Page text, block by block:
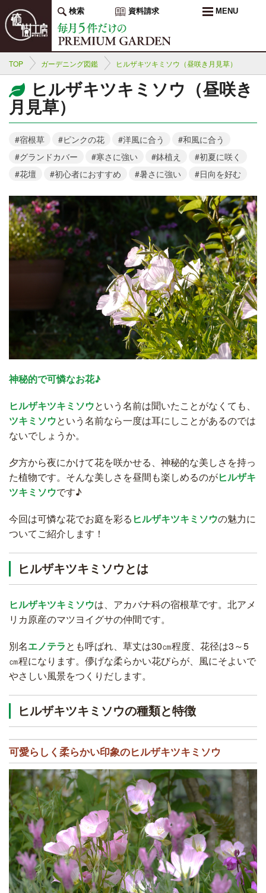
検索 資料請求 MENU
TOP ガーデニング図鑑 ヒルザキツキミソウ（昼咲き月見草）
ヒルザキツキミソウ（昼咲き
月見草）
#宿根草 #ピンクの花 #洋風に合う
#和風に合う
#グランドカバー
#寒さに強い #鉢植え
#初夏に咲く
#花壇
#初心者におすすめ #暑さに強い #日向を好む
神秘的で可憐なお花♪
ヒルザキツキミソウという名前は聞いたことがなくても、
ツキミソウという名前なら一度は耳にしことがあるのでは
ないでしょうか。
夕方から夜にかけて花を咲かせる、神秘的な美しさを持っ
た植物です。そんな美しさを昼間も楽しめるのがヒルザキ
ツキミソウです♪
今回は可憐な花でお庭を彩る ヒルザキツキミソウの魅力に
ついてご紹介します！
ヒルザキツキミソウとは
ヒルザキツキミソウは、アカバナ科の宿根草です。北アメ
リカ原産のマツヨイグサの仲間です。
別名エノテラとも呼ばれ、草丈は30㎝程度、花径は3～5
㎝程になります。儚げな柔らかい花びらが、風にそよいで
やさしい風景をつくりだします。
ヒルザキツキミソウの種類と特徴
可愛らしく柔らかい印象のヒルザキツキミソウ